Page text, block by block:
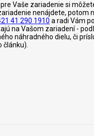
pre Vaše zariadenie si
nenájdete, potom
41 290 1910 a radi Vám
na Vašom zariadení -
náhradného dielu, či